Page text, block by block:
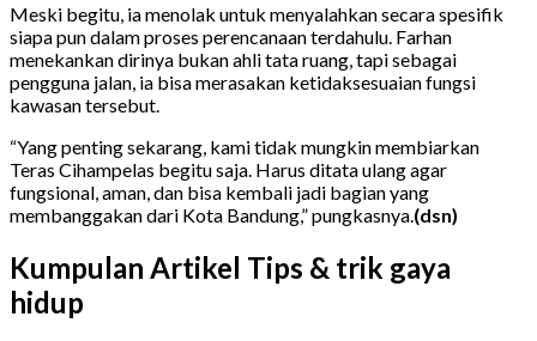
Meski begitu, ia menolak untuk menyalahkan secara spesifik
siapa pun dalam proses perencanaan terdahulu. Farhan
menekankan dirinya bukan ahli tata ruang, tapi sebagai
pengguna jalan, ia bisa merasakan ketidaksesuaian fungsi
kawasan tersebut.
“Yang penting sekarang, kami tidak mungkin membiarkan
Teras Cihampelas begitu saja. Harus ditata ulang agar
fungsional, aman, dan bisa kembali jadi bagian yang
membanggakan dari Kota Bandung,” pungkasnya.(dsn)
Kumpulan Artikel Tips & trik gaya
hidup